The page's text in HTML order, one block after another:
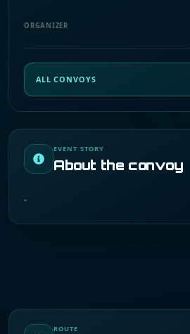
EVENT STORY
About the convoy
-
ROUTE
ORGANIZER
ALL CONVOYS